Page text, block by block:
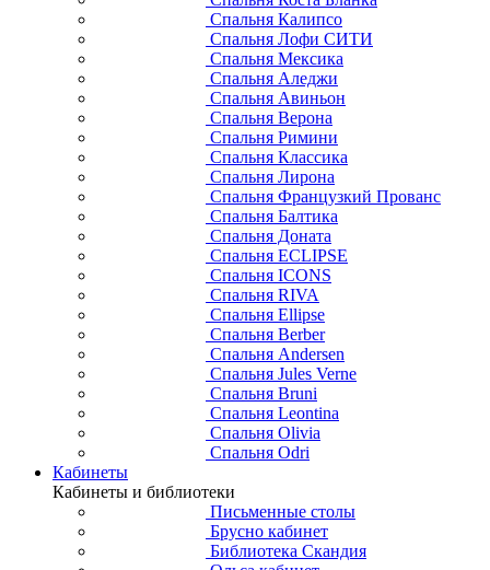
Спальня Калипсо
Спальня Лофи СИТИ
Спальня Мексика
Спальня Аледжи
Спальня Авиньон
Спальня Верона
Спальня Римини
Спальня Классика
Спальня Лирона
Спальня Французкий Прованс
Спальня Балтика
Спальня Доната
Спальня ECLIPSE
Спальня ICONS
Спальня RIVA
Спальня Ellipse
Спальня Berber
Спальня Andersen
Спальня Jules Verne
Спальня Bruni
Спальня Leontina
Спальня Olivia
Спальня Odri
Кабинеты
Кабинеты и библиотеки
Письменные столы
Брусно кабинет
Библиотека Скандия